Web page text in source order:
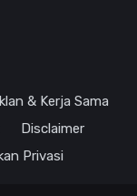
Iklan & Kerja Sama
Disclaimer
Privasi